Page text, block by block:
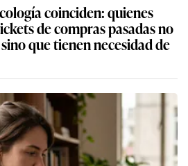
coinciden: quienes
de compras pasadas no
que tienen necesidad de